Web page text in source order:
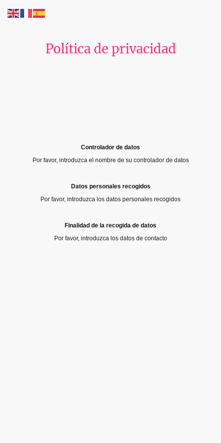
Política de privacidad
Controlador de datos
Por favor, introduzca el nombre de su controlador de datos
Datos personales recogidos
Por favor, introduzca los datos personales recogidos
Finalidad de la recogida de datos
Por favor, introduzca los datos de contacto